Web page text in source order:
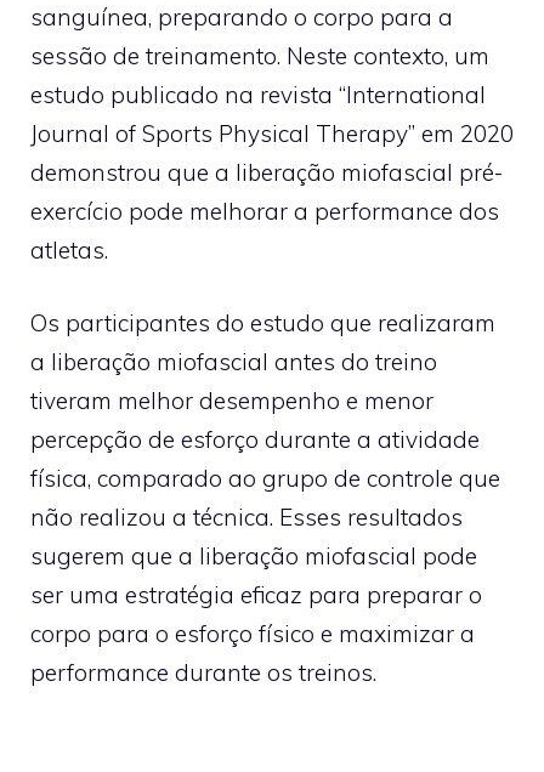
sanguínea, preparando o corpo para a
sessão de treinamento. Neste contexto, um
estudo publicado na revista “International
Journal of Sports Physical Therapy” em 2020
demonstrou que a liberação miofascial pré-
exercício pode melhorar a performance dos
atletas.
Os participantes do estudo que realizaram
a liberação miofascial antes do treino
tiveram melhor desempenho e menor
percepção de esforço durante a atividade
física, comparado ao grupo de controle que
não realizou a técnica. Esses resultados
sugerem que a liberação miofascial pode
ser uma estratégia eficaz para preparar o
corpo para o esforço físico e maximizar a
performance durante os treinos.